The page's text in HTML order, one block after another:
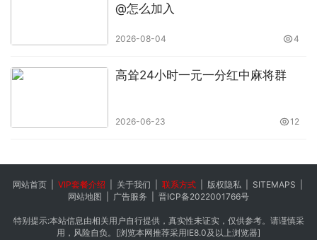
@怎么加入
2026-08-04 4
高耸24小时一元一分红中麻将群
2026-06-23 12
网站首页| VIP套餐介绍 关于我们 联系方式| 版权隐私| SITEMAPS
网站地图
广告服务 晋ICP备2022001766号
特别提示:本站信息由相关用户自行提供，真实性未证实，仅供参考。请谨慎采
用，风险自负。[浏览本网推荐采用IE8.0及以上浏览器]